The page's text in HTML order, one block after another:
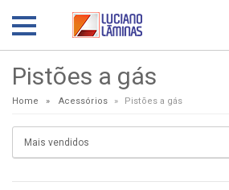
Pistões a gás
Home Acessórios Pistões a gás